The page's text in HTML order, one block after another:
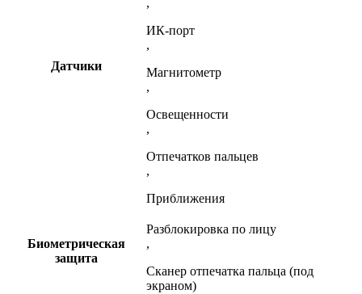
Датчики
,
ИК-порт
,
Магнитометр
,
Освещенности
,
Отпечатков пальцев
,
Приближения
Биометрическая
защита
Разблокировка по лицу
,
Сканер отпечатка пальца (под
экраном)